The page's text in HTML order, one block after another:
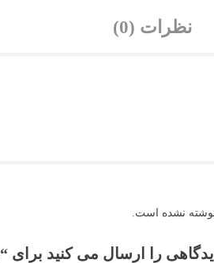
نظرات (0)
نشده است.
دیدگاهی را ارسال می کنید